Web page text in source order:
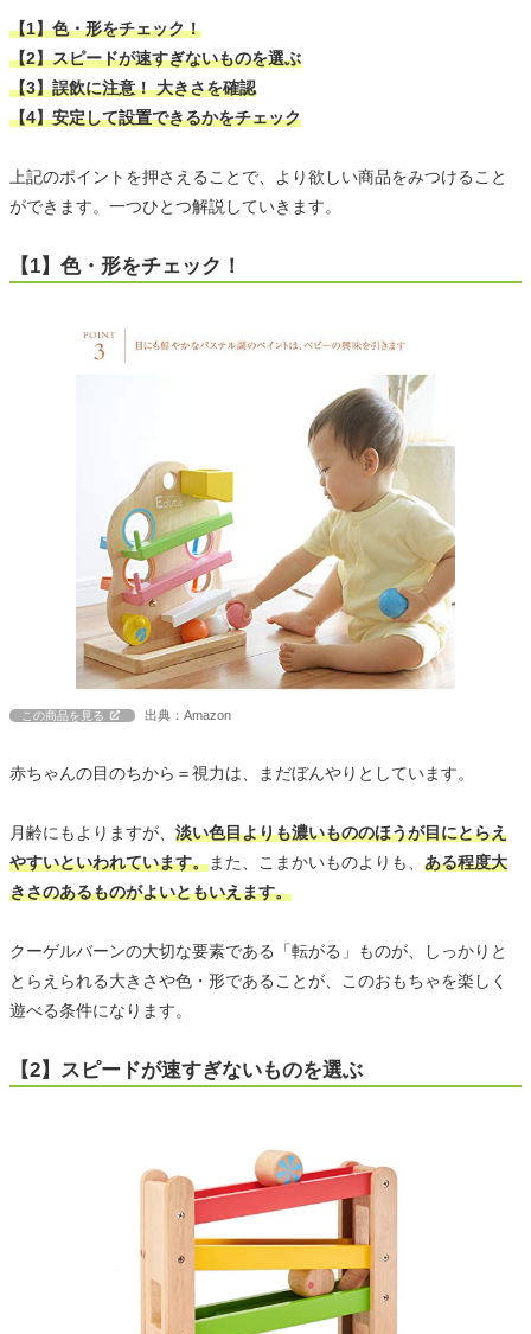
【1】色・形をチェック！
【2】スピードが速すぎないものを選ぶ
【3】誤飲に注意！ 大きさを確認
【4】安定して設置できるかをチェック
上記のポイントを押さえることで、より欲しい商品をみつけること
ができます。一つひとつ解説していきます。
【1】色・形をチェック！
この商品を見る 出典：Amazon
赤ちゃんの目のちから＝視力は、まだぼんやりとしています。
月齢にもよりますが、 淡い色目よりも濃いもののほうが目にとらえ
やすいといわれています。また、こまかいものよりも、 ある程度大
きさのあるものがよいともいえます。
クーゲルバーンの大切な要素である「転がる」ものが、しっかりと
とらえられる大きさや色・形であることが、このおもちゃを楽しく
遊べる条件になります。
【2】スピードが速すぎないものを選ぶ